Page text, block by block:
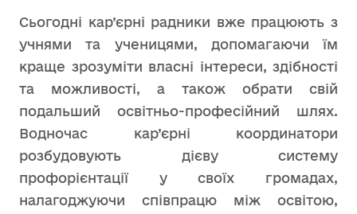
Сьогодні кар’єрні радники вже працюють з
учнями та ученицями, допомагаючи їм
краще зрозуміти власні інтереси, здібності
та можливості, а також обрати свій
подальший освітньо-професійний шлях.
Водночас кар’єрні координатори
розбудовують дієву систему
профорієнтації у своїх громадах,
налагоджуючи співпрацю між освітою,